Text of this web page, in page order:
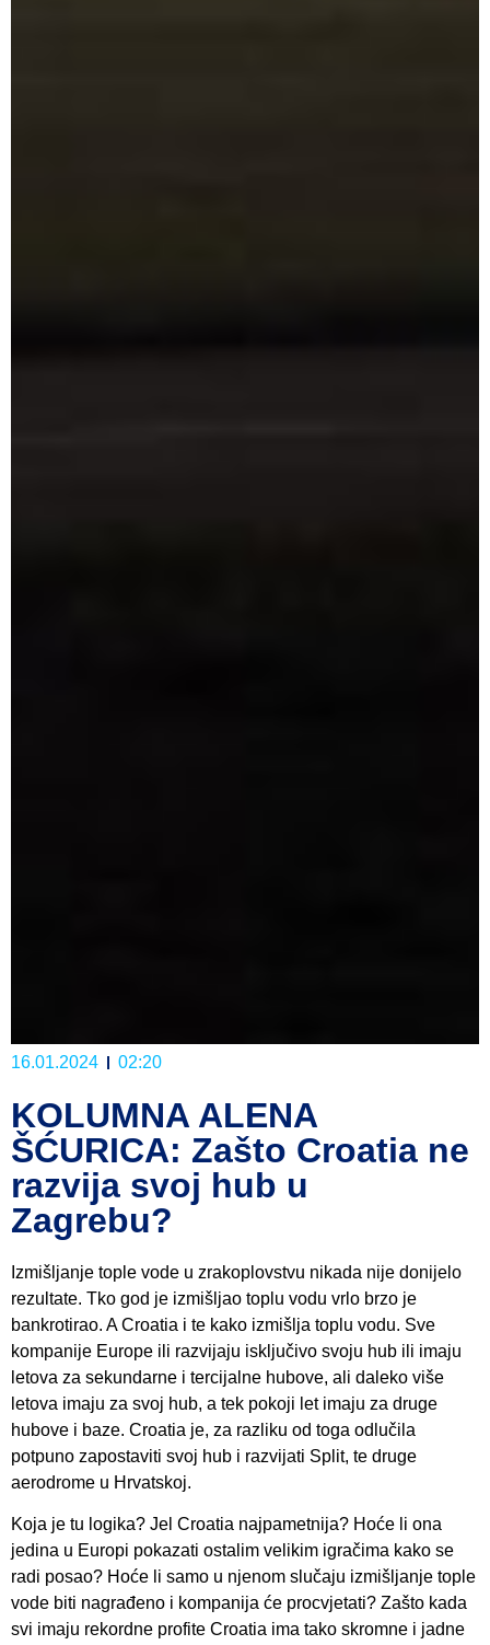
16.01.2024 02:20
KOLUMNA ALENA
ŠĆURICA: Zašto Croatia ne
razvija svoj hub u
Zagrebu?
Izmišljanje tople vode u zrakoplovstvu nikada nije donijelo
rezultate. Tko god je izmišljao toplu vodu vrlo brzo je
bankrotirao. A Croatia i te kako izmišlja toplu vodu. Sve
kompanije Europe ili razvijaju isključivo svoju hub ili imaju
letova za sekundarne i tercijalne hubove, ali daleko više
letova imaju za svoj hub, a tek pokoji let imaju za druge
hubove i baze. Croatia je, za razliku od toga odlučila
potpuno zapostaviti svoj hub i razvijati Split, te druge
aerodrome u Hrvatskoj.
Koja je tu logika? Jel Croatia najpametnija? Hoće li ona
jedina u Europi pokazati ostalim velikim igračima kako se
radi posao? Hoće li samo u njenom slučaju izmišljanje tople
vode biti nagrađeno i kompanija će procvjetati? Zašto kada
svi imaju rekordne profite Croatia ima tako skromne i jadne